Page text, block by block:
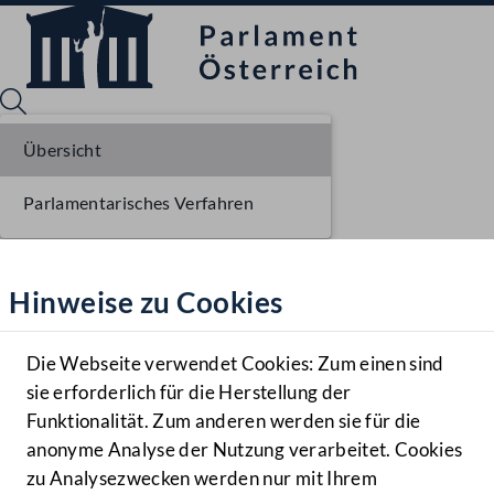
Hilfe
Benutzer
Navigationsmenü öffnen
MENÜ
Hinweise zu Cookies
Die Webseite verwendet Cookies: Zum einen sind
sie erforderlich für die Herstellung der
Funktionalität. Zum anderen werden sie für die
anonyme Analyse der Nutzung verarbeitet. Cookies
zu Analysezwecken werden nur mit Ihrem
Übersicht
Parlamentarisches Verfahren